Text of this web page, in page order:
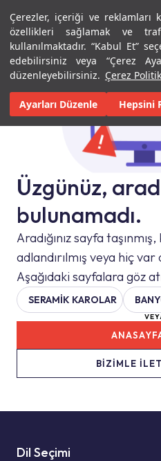
Çerezler, içeriği ve reklamları
özellikleri sağlamak ve
kullanılmaktadır. “Kabul Et”
edebilirsiniz veya “Çerez
düzenleyebilirsiniz. Çerez
Ayarları Düzenle Hepsini
Menü
Üzgünüz,
bulunamadı.
Aradığınız sayfa
adlandırılmış veya hiç
Aşağıdaki sayfalara göz
SERAMIK KAROLAR
BİZİMLE
Dil Seçimi